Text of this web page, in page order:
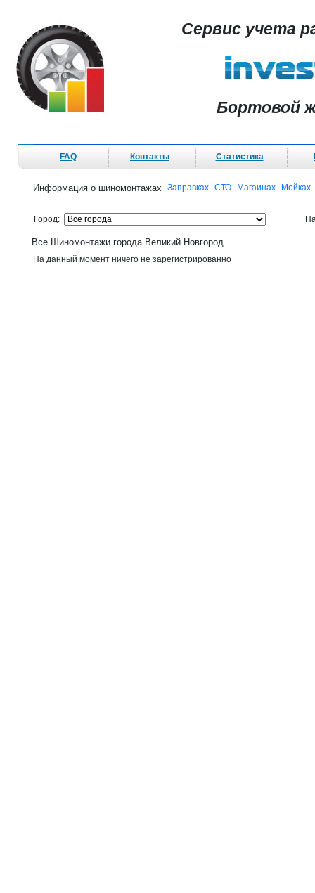
Сервис учета
Бортовой
FAQ Контакты Статистика
Информация о шиномонтажах Заправках СТО Магаинах Мойках
Город:
Все Шиномонтажи города Великий Новгород
На данный момент ничего не зарегистрированно